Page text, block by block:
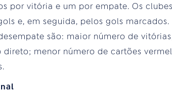
por vitória e um por empate. Os
e, em seguida, pelos gols
são: maior número de
menor número de cartões